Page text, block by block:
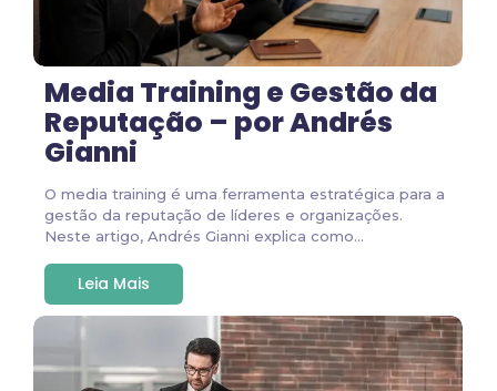
Media Training e Gestão da
Reputação – por Andrés
Gianni
O media training é uma ferramenta estratégica para a
gestão da reputação de líderes e organizações.
Neste artigo, Andrés Gianni explica como...
Leia Mais